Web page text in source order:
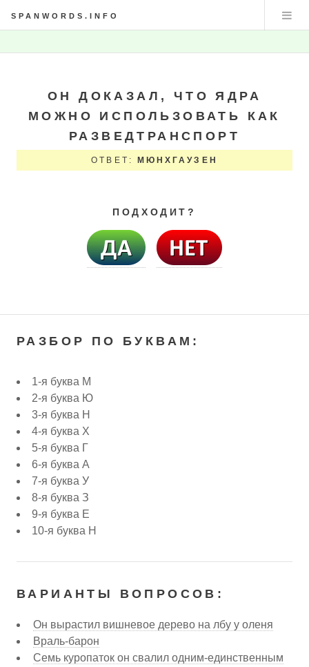
SPANWORDS.INFO
ОН ДОКАЗАЛ, ЧТО ЯДРА
МОЖНО ИСПОЛЬЗОВАТЬ КАК
РАЗВЕДТРАНСПОРТ
ОТВЕТ: МЮНХГАУЗЕН
ПОДХОДИТ?
РАЗБОР ПО БУКВАМ:
1-я буква М
2-я буква Ю
3-я буква Н
4-я буква Х
5-я буква Г
6-я буква А
7-я буква У
8-я буква З
9-я буква Е
10-я буква Н
ВАРИАНТЫ ВОПРОСОВ:
Он вырастил вишневое дерево на лбу у оленя
Враль-барон
Семь куропаток он свалил одним-единственным